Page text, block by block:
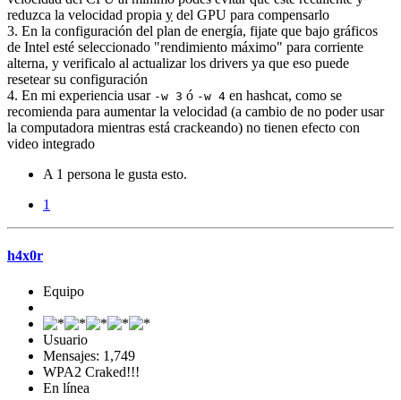
reduzca la velocidad propia y del GPU para compensarlo
3. En la configuración del plan de energía, fijate que bajo gráficos
de Intel esté seleccionado "rendimiento máximo" para corriente
alterna, y verificalo al actualizar los drivers ya que eso puede
resetear su configuración
4. En mi experiencia usar -w 3 ó -w 4 en hashcat, como se
recomienda para aumentar la velocidad (a cambio de no poder usar
la computadora mientras está crackeando) no tienen efecto con
video integrado
A 1 persona le gusta esto.
1
h4x0r
Equipo
Usuario
Mensajes: 1,749
WPA2 Craked!!!
En línea